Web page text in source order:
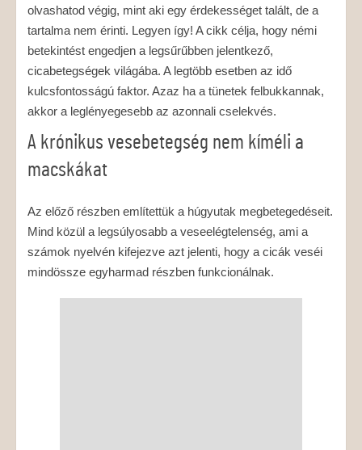
olvashatod végig, mint aki egy érdekességet talált, de a
tartalma nem érinti. Legyen így! A cikk célja, hogy némi
betekintést engedjen a legsűrűbben jelentkező,
cicabetegségek világába. A legtöbb esetben az idő
kulcsfontosságú faktor. Azaz ha a tünetek felbukkannak,
akkor a leglényegesebb az azonnali cselekvés.
A krónikus vesebetegség nem kíméli a
macskákat
Az előző részben említettük a húgyutak megbetegedéseit.
Mind közül a legsúlyosabb a veseelégtelenség, ami a
számok nyelvén kifejezve azt jelenti, hogy a cicák veséi
mindössze egyharmad részben funkcionálnak.